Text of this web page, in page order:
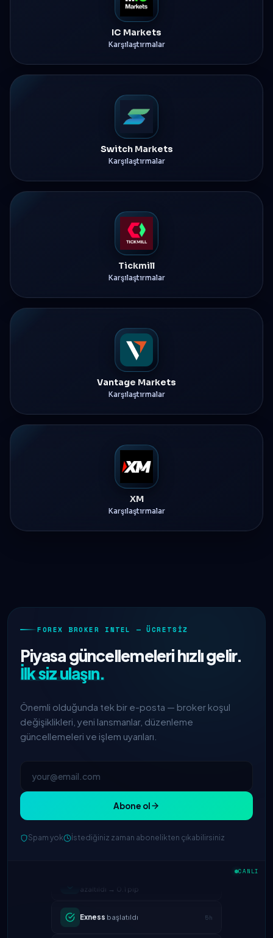
IC Markets
Karşılaştırmalar
Switch Markets
Karşılaştırmalar
Tickmill
Karşılaştırmalar
Vantage Markets
Karşılaştırmalar
XM
Karşılaştırmalar
FOREX BROKER INTEL — ÜCRETSIZ
Piyasa güncellemeleri hızlı gelir.
İlk siz ulaşın.
Önemli olduğunda tek bir e-posta — broker koşul
değişiklikleri, yeni lansmanlar, düzenleme
güncellemeleri ve işlem uyarıları.
Abone ol
Spam yok İstediğiniz zaman abonelikten çıkabilirsiniz
CANLI